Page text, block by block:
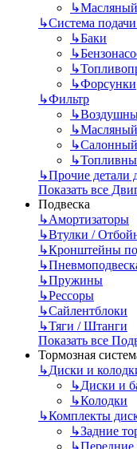
↳
↳Система
↳Баки
↳
↳
↳Форсунки
↳Фильтр
↳
↳Масляный
↳Салонный
↳
↳Прочие детали
Показать все
Подвеска
↳Амортизаторы
↳Втулки /
↳Кронштейны
↳
↳Пружины
↳Рессоры
↳Сайлентблоки
↳Тяги / Штанги
Показать все
Тормозная
↳Диски и
↳Диски и
↳Колодки
↳Комплекты
↳Задние
↳Передние